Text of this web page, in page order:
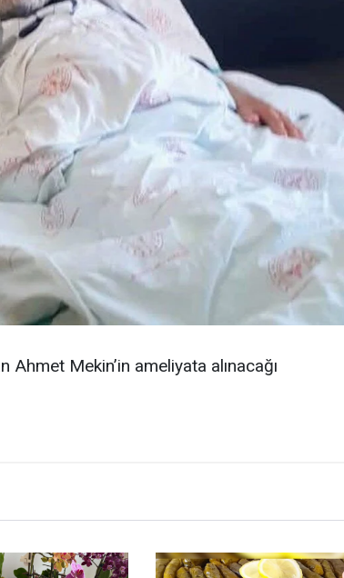
Ahmet Mekin’in ameliyata alınacağı